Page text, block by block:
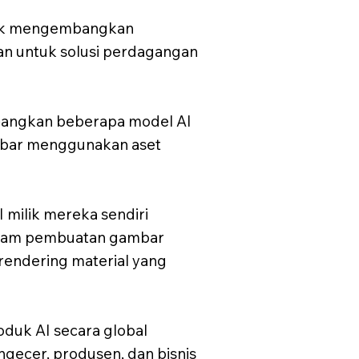
mengembangkan
untuk solusi perdagangan
beberapa model AI
menggunakan aset
milik mereka sendiri
pembuatan gambar
material yang
AI secara global
produsen, dan bisnis